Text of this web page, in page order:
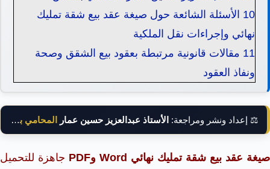
10 الأسئلة الشائعة حول صيغة عقد بيع شقة تمليك
نهائي وإجراءات نقل الملكية
11 مقالات قانونية مرتبطة بعقود بيع الشقق وصحة
ونفاذ العقود
⚖️ إعداد ونشر ومراجعة: الأستاذ عبدالعزيز حسين عمار المحامي بالنقض
صيغة عقد بيع شقة تمليك نهائي Word وPDF
جاهزة للتحميل